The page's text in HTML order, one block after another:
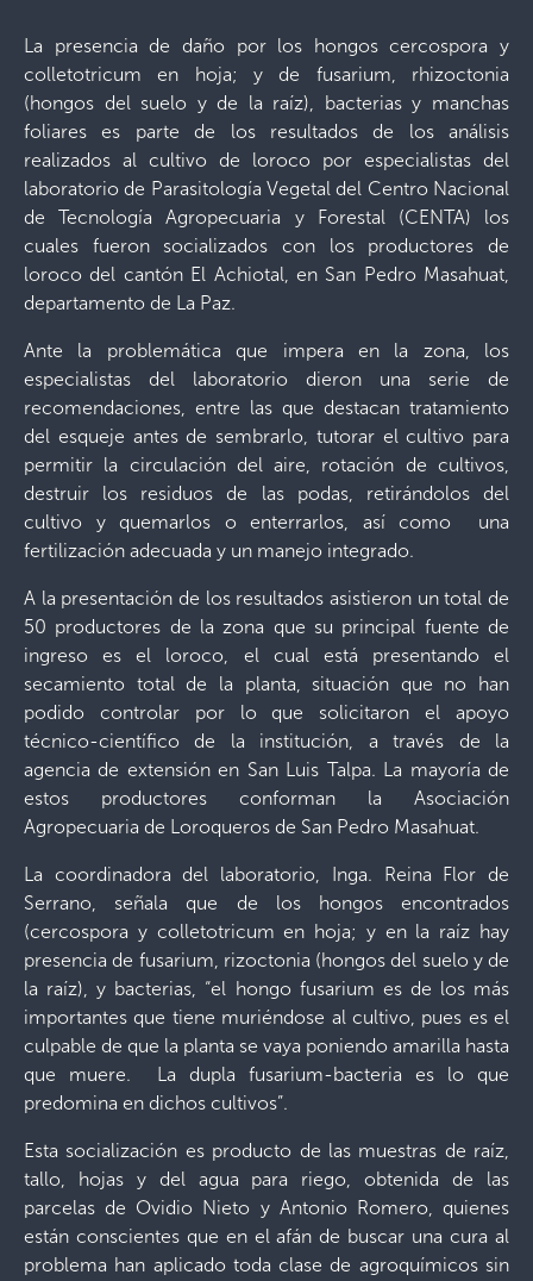
La presencia de daño por los hongos cercospora y
colletotricum en hoja; y de fusarium, rhizoctonia
(hongos del suelo y de la raíz), bacterias y manchas
foliares es parte de los resultados de los análisis
realizados al cultivo de loroco por especialistas del
laboratorio de Parasitología Vegetal del Centro Nacional
de Tecnología Agropecuaria y Forestal (CENTA) los
cuales fueron socializados con los productores de
loroco del cantón El Achiotal, en San Pedro Masahuat,
departamento de La Paz.
Ante la problemática que impera en la zona, los
especialistas del laboratorio dieron una serie de
recomendaciones, entre las que destacan tratamiento
del esqueje antes de sembrarlo, tutorar el cultivo para
permitir la circulación del aire, rotación de cultivos,
destruir los residuos de las podas, retirándolos del
cultivo y quemarlos o enterrarlos, así como una
fertilización adecuada y un manejo integrado.
A la presentación de los resultados asistieron un total de
50 productores de la zona que su principal fuente de
ingreso es el loroco, el cual está presentando el
secamiento total de la planta, situación que no han
podido controlar por lo que solicitaron el apoyo
técnico-científico de la institución, a través de la
agencia de extensión en San Luis Talpa. La mayoría de
estos productores conforman la Asociación
Agropecuaria de Loroqueros de San Pedro Masahuat.
La coordinadora del laboratorio, Inga. Reina Flor de
Serrano, señala que de los hongos encontrados
(cercospora y colletotricum en hoja; y en la raíz hay
presencia de fusarium, rizoctonia (hongos del suelo y de
la raíz), y bacterias, “el hongo fusarium es de los más
importantes que tiene muriéndose al cultivo, pues es el
culpable de que la planta se vaya poniendo amarilla hasta
que muere. La dupla fusarium-bacteria es lo que
predomina en dichos cultivos”.
Esta socialización es producto de las muestras de raíz,
tallo, hojas y del agua para riego, obtenida de las
parcelas de Ovidio Nieto y Antonio Romero, quienes
están conscientes que en el afán de buscar una cura al
problema han aplicado toda clase de agroquímicos sin